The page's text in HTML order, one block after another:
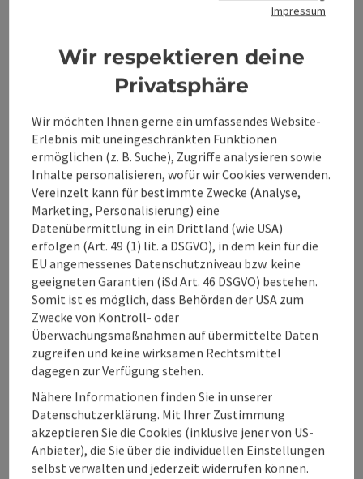
Mautplaner &
Routenplanung
Winterreifenpflic
ht
Aktuelle
Verkehrsinfos
Routenplaner mit
E-Ladestationen
Elektro-
Tankstellen im
360° Alpenland
Impressum
Wir respektieren deine
Privatsphäre
Wir möchten Ihnen gerne ein umfassendes Website-
Erlebnis mit uneingeschränkten Funktionen
ermöglichen (z. B. Suche), Zugriffe analysieren sowie
Inhalte personalisieren, wofür wir Cookies verwenden.
Vereinzelt kann für bestimmte Zwecke (Analyse,
Marketing, Personalisierung) eine
Datenübermittlung in ein Drittland (wie USA)
erfolgen (Art. 49 (1) lit. a DSGVO), in dem kein für die
EU angemessenes Datenschutzniveau bzw. keine
geeigneten Garantien (iSd Art. 46 DSGVO) bestehen.
Somit ist es möglich, dass Behörden der USA zum
Zwecke von Kontroll- oder
Überwachungsmaßnahmen auf übermittelte Daten
zugreifen und keine wirksamen Rechtsmittel
dagegen zur Verfügung stehen.
Nähere Informationen finden Sie in unserer
Datenschutzerklärung. Mit Ihrer Zustimmung
akzeptieren Sie die Cookies (inklusive jener von US-
Anbieter), die Sie über die individuellen Einstellungen
selbst verwalten und jederzeit widerrufen können.